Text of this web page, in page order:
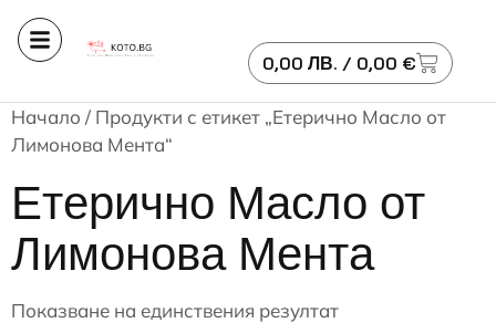
0,00 ЛВ. / 0,00 €
Начало / Продукти с етикет „Етерично Масло от
Лимонова Мента“
Етерично Масло от
Лимонова Мента
Показване на единствения резултат